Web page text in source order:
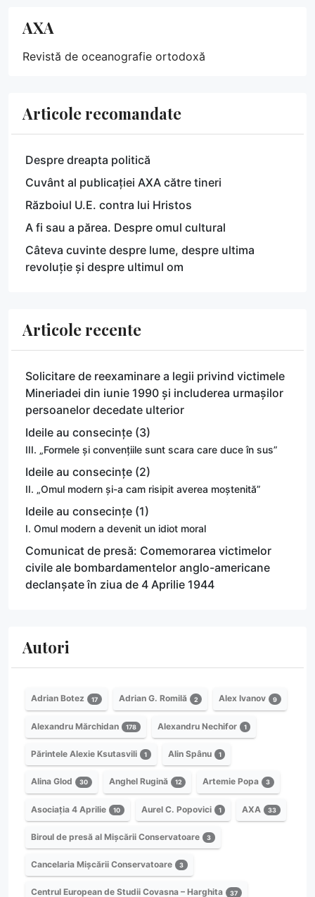
AXA
Revistă de oceanografie ortodoxă
Articole recomandate
Despre dreapta politică
Cuvânt al publicației AXA către tineri
Războiul U.E. contra lui Hristos
A fi sau a părea. Despre omul cultural
Câteva cuvinte despre lume, despre ultima
revoluție și despre ultimul om
Articole recente
Solicitare de reexaminare a legii privind victimele
Mineriadei din iunie 1990 și includerea urmașilor
persoanelor decedate ulterior
Ideile au consecințe (3)
III. „Formele și convențiile sunt scara care duce în sus”
Ideile au consecințe (2)
II. „Omul modern și-a cam risipit averea moștenită”
Ideile au consecințe (1)
I. Omul modern a devenit un idiot moral
Comunicat de presă: Comemorarea victimelor
civile ale bombardamentelor anglo-americane
declanșate în ziua de 4 Aprilie 1944
Autori
Adrian Botez 17 Adrian G. Romilă 2 Alex Ivanov 9
Alexandru Mărchidan 178 Alexandru Nechifor 1
Părintele Alexie Ksutasvili 1 Alin Spânu 1
Alina Glod 30 Anghel Rugină 12 Artemie Popa 3
Asociația 4 Aprilie 10 Aurel C. Popovici 1 AXA 33
Biroul de presă al Mișcării Conservatoare 3
Cancelaria Mișcării Conservatoare 3
Centrul European de Studii Covasna – Harghita 37